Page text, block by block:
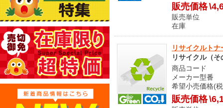
販売価格
販売単
在庫
リサイクルト
リサイクル（そ
商品コー
メーカー型
希望小売価格(
販売価格